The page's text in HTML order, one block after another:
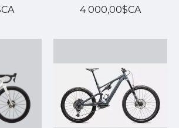
4 000,00$CA